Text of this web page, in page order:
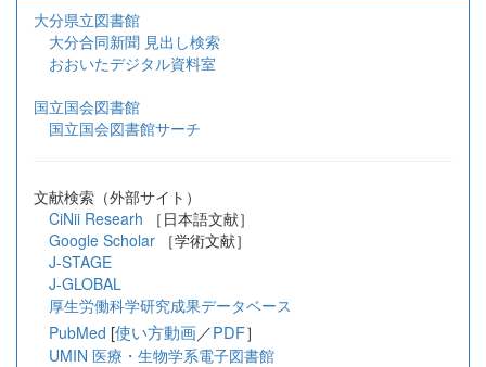
大分県立図書館
大分合同新聞 見出し検索
おおいたデジタル資料室
国立国会図書館
国立国会図書館サーチ
文献検索（外部サイト）
CiNii Researh ［日本語文献］
Google Scholar
［学術文献］
J-STAGE
J-GLOBAL
厚生労働科学研究成果データベース
PubMed [使い方動画／PDF］
UMIN 医療・生物学系電子図書館